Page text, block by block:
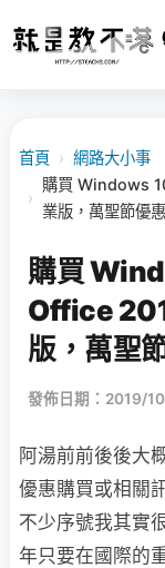
首頁 › 網路大小事
›
購買 Windows
業版，萬聖節優
購買
Office
版，萬聖
發佈日期：2019/
阿湯前前後後大
優惠購買或相關
不少序號我其實
年只要在國際的